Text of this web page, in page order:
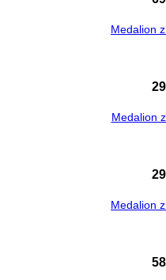
Medalion
Medalion
Medalion